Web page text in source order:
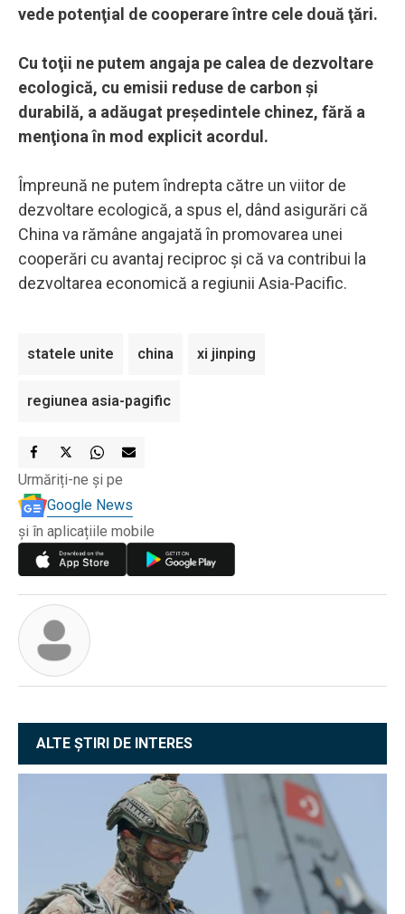
vede potenţial de cooperare între cele două ţări.
Cu toţii ne putem angaja pe calea de dezvoltare
ecologică, cu emisii reduse de carbon şi
durabilă, a adăugat preşedintele chinez, fără a
menţiona în mod explicit acordul.
Împreună ne putem îndrepta către un viitor de
dezvoltare ecologică, a spus el, dând asigurări că
China va rămâne angajată în promovarea unei
cooperări cu avantaj reciproc şi că va contribui la
dezvoltarea economică a regiunii Asia-Pacific.
statele unite china xi jinping
regiunea asia-pagific
Urmăriți-ne și pe
Google News
și în aplicațiile mobile
ALTE ȘTIRI DE INTERES